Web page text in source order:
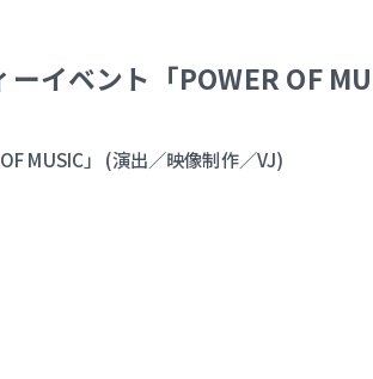
イベント「POWER OF
MUSIC」 (演出／映像制作／VJ)